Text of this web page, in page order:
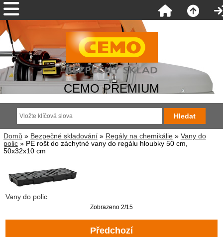
CEMO PREMIUM
Domů » Bezpečné skladování» Regály na chemikálie» Vany do
polic» PE rošt do záchytné vany do regálu hloubky 50 cm,
50x32x10 cm
Vany do polic
Zobrazeno 2/15
Předchozí